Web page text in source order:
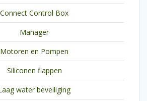
Connect Control Box
Manager
Motoren en Pompen
Siliconen flappen
water beveiliging